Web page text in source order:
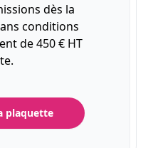
dès la
conditions
de 450 € HT
plaquette